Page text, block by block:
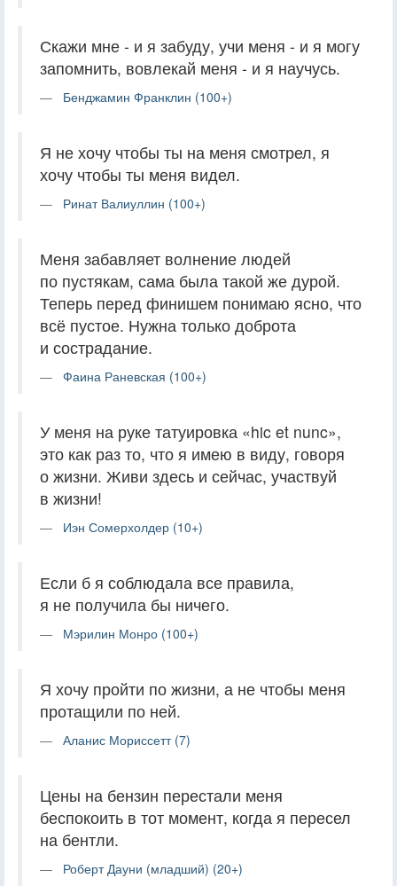
Скажи мне - и я забуду, учи меня - и я могу
запомнить, вовлекай меня - и я научусь.
Бенджамин Франклин (100+)
Я не хочу чтобы ты на меня смотрел, я
хочу чтобы ты меня видел.
Ринат Валиуллин (100+)
Меня забавляет волнение людей
по пустякам, сама была такой же дурой.
Теперь перед финишем понимаю ясно, что
всё пустое. Нужна только доброта
и сострадание.
Фаина Раневская (100+)
У меня на руке татуировка «hic et nunc»,
это как раз то, что я имею в виду, говоря
о жизни. Живи здесь и сейчас, участвуй
в жизни!
Иэн Сомерхолдер (10+)
Если б я соблюдала все правила,
я не получила бы ничего.
Мэрилин Монро (100+)
Я хочу пройти по жизни, а не чтобы меня
протащили по ней.
Аланис Мориссетт (7)
Цены на бензин перестали меня
беспокоить в тот момент, когда я пересел
на бентли.
Роберт Дауни (младший) (20+)